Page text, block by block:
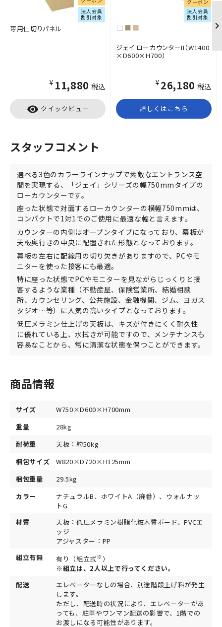
法人会員
割引対象
専用仕切りパネル
¥11,880 税込
visibility クイックビュー
クーポン
法人会員
割引対象
ジェイ ローカウンターII（W1400
×D600×H700）
¥26,180 税込
詳しくはこちら
スタッフコメント
選べる3色のカラーラインナップで素敵なエントランス空
間を実現する、「ジェイ」シリーズの幅750mmタイプの
ローカウンターです。
座った状態で対面するローカウンターの横幅750mmは、
コンパクトで1対1でのご使用に最適な幅と言えます。
カウンターの内側はオープンタイプになっており、幕板が
天板奥行きの中央に配置された形態となっております。
幕板の左右に配線用の切り欠きがありますので、PCやモ
ニターを使った接客にも最適。
特に座った状態でPCやモニターを見ながらじっくりと接
客するような業種（不動産屋、保険営業所、結婚相談
所、カウンセリング、公共施設、金融機関、ジム、ヨガス
タジオ…等）に人気の高いタイプとなっております。
低圧メラミン仕上げの天板は、キズが付きにくく耐久性
に優れている上、水拭きが可能ですので、メンテナンスも
容易なことから、常に清潔な状態を保つことができます。
商品情報
サイズ
W750×D600×H700mm
重量
28kg
耐荷重
天板：約50kg
梱包サイズ
W820×D720×H125mm
梱包重量
29.5kg
カラー
ナチュラルB、ホワイトA（廃番）、ウォルナッ
トG
材質
天板：低圧メラミン樹脂化粧木質ボード、PVCエ
ッジ
アジャスター：PP
組立有無
有り（組立式※）
※組立は、2人以上で行ってください。
配送
エレベーターなしの場合、別途階段上げ料が発生
します。
ただし、配送時の状況により、エレベーターがあ
っても、駐車やワンマン配送の影響で、1階での
お渡しになる可能性があります。